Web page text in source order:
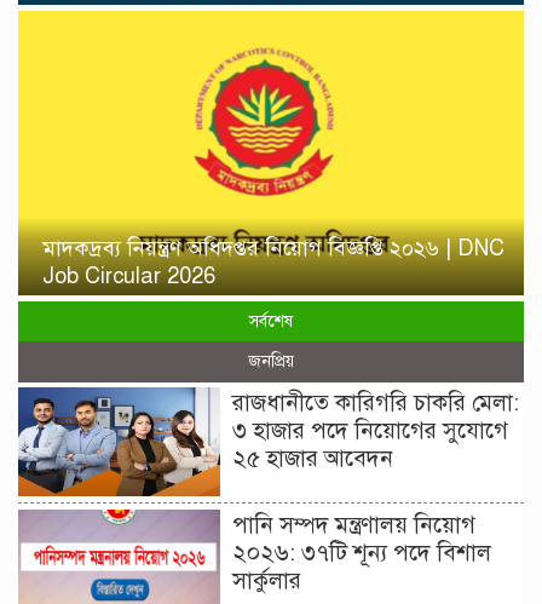
মাদকদ্রব্য নিয়ন্ত্রণ অধিদপ্তর নিয়োগ বিজ্ঞপ্তি ২০২৬ | DNC
Job Circular 2026
সর্বশেষ
জনপ্রিয়
রাজধানীতে কারিগরি চাকরি মেলা:
৩ হাজার পদে নিয়োগের সুযোগে
২৫ হাজার আবেদন
পানি সম্পদ মন্ত্রণালয় নিয়োগ
২০২৬: ৩৭টি শূন্য পদে বিশাল
সার্কুলার